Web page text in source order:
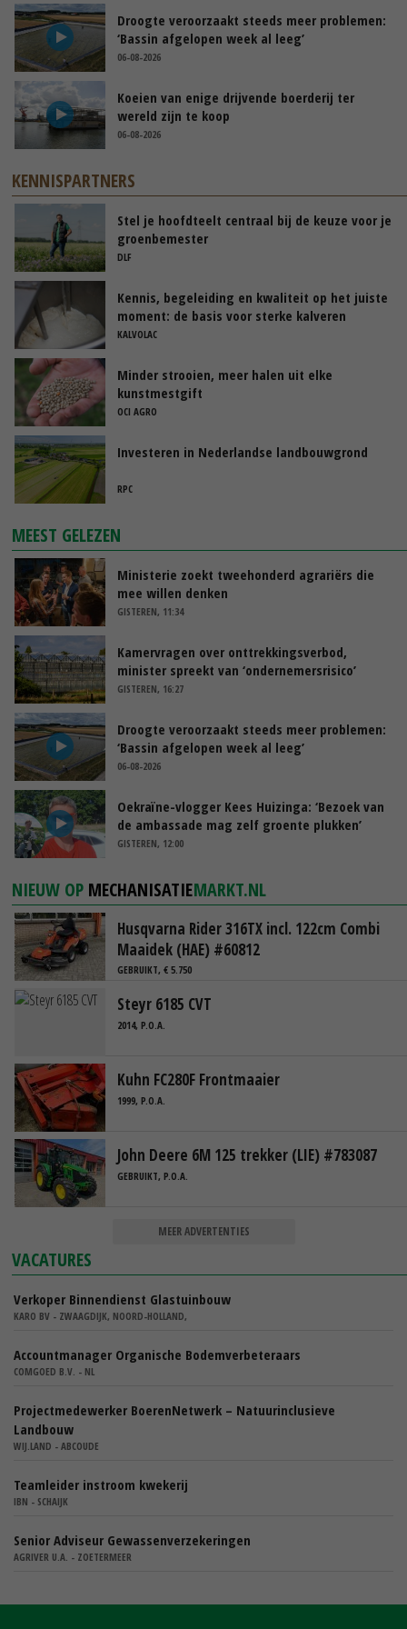
Droogte veroorzaakt steeds meer problemen:
‘Bassin afgelopen week al leeg’
06-08-2026
Koeien van enige drijvende boerderij ter
wereld zijn te koop
06-08-2026
KENNISPARTNERS
Stel je hoofdteelt centraal bij de keuze voor je
groenbemester
DLF
Kennis, begeleiding en kwaliteit op het juiste
moment: de basis voor sterke kalveren
KALVOLAC
Minder strooien, meer halen uit elke
kunstmestgift
OCI AGRO
Investeren in Nederlandse landbouwgrond
RPC
MEEST GELEZEN
Ministerie zoekt tweehonderd agrariërs die
mee willen denken
GISTEREN, 11:34
Kamervragen over onttrekkingsverbod,
minister spreekt van ‘ondernemersrisico’
GISTEREN, 16:27
Droogte veroorzaakt steeds meer problemen:
‘Bassin afgelopen week al leeg’
06-08-2026
Oekraïne-vlogger Kees Huizinga: ‘Bezoek van
de ambassade mag zelf groente plukken’
GISTEREN, 12:00
NIEUW OP MECHANISATIEMARKT.NL
Husqvarna Rider 316TX incl. 122cm Combi
Maaidek (HAE) #60812
GEBRUIKT, € 5.750
Steyr 6185 CVT
2014, P.O.A.
Kuhn FC280F Frontmaaier
1999, P.O.A.
John Deere 6M 125 trekker (LIE) #783087
GEBRUIKT, P.O.A.
MEER ADVERTENTIES
VACATURES
Verkoper Binnendienst Glastuinbouw
KARO BV - ZWAAGDIJK, NOORD-HOLLAND,
Accountmanager Organische Bodemverbeteraars
COMGOED B.V. - NL
Projectmedewerker BoerenNetwerk – Natuurinclusieve
Landbouw
WIJ.LAND - ABCOUDE
Teamleider instroom kwekerij
IBN - SCHAIJK
Senior Adviseur Gewassenverzekeringen
AGRIVER U.A. - ZOETERMEER